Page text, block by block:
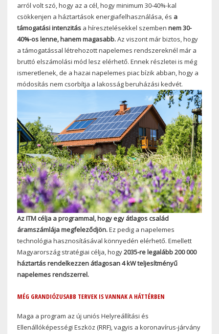
arról volt szó, hogy az a cél, hogy minimum 30-40%-kal
csökkenjen a háztartások energiafelhasználása, és a
támogatási intenzitás a híresztelésekkel szemben nem 30-
40%-os lenne, hanem magasabb.Az viszont már biztos, hogy
a támogatással létrehozott napelemes rendszereknél már a
bruttó elszámolási mód lesz elérhető. Ennek részletei is még
ismeretlenek, de a hazai napelemes piac bízik abban, hogy a
módosítás nem csorbítja a lakosság beruházási kedvét.
Az ITM célja a programmal, hogy egy átlagos család
áramszámlája megfeleződjön.Ez pedig a napelemes
technológia hasznosításával könnyedén elérhető. Emellett
Magyarország stratégiai célja, hogy2035-re legalább 200 000
háztartás rendelkezzen átlagosan 4 kW teljesítményű
napelemes rendszerrel.
MÉG GRANDIÓZUSABB TERVEK IS VANNAK A HÁTTÉRBEN
Maga a program az új uniós Helyreállítási és
Ellenállóképességi Eszköz (RRF), vagyis a koronavírus-járvány